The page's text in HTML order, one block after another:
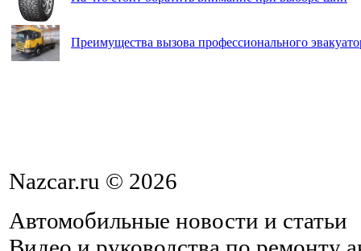
Преимущества вызова профессионального
Nazcar.ru © 2026
Автомобильные новости и статьи